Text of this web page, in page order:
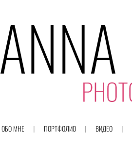
ОБО МНЕ ПОРТФОЛИО ВИДЕО